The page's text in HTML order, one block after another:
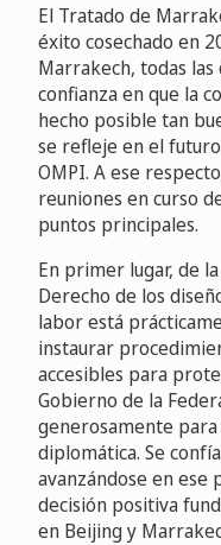
El Tratado de
éxito cosechado en
Marrakech, todas
confianza en que la
hecho posible tan
se refleje en el
OMPI. A ese
reuniones en curso
puntos principales.
En primer lugar, de
Derecho de los
labor está
instaurar
accesibles para
Gobierno de la
generosamente
diplomática. Se
avanzándose en ese
decisión positiva
en Beijing y